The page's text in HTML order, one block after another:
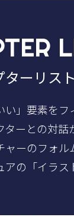
ターリスト
い」要素を
ターとの対
ャーのフォ
アの「イラ